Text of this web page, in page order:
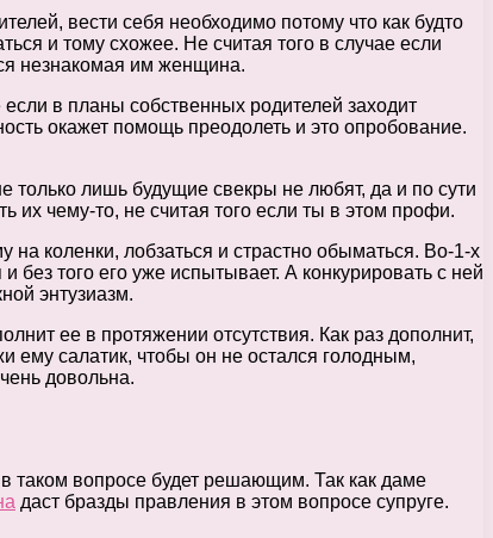
вести себя необходимо потому что как будто
и тому схожее. Не считая того в случае если
незнакомая им женщина.
если в планы собственных родителей заходит
окажет помощь преодолеть и это опробование.
только лишь будущие свекры не любят, да и по сути
их чему-то, не считая того если ты в этом профи.
коленки, лобзаться и страстно обыматься. Во-1-х
без того его уже испытывает. А конкурировать с ней
энтузиазм.
ее в протяжении отсутствия. Как раз дополнит,
ему салатик, чтобы он не остался голодным,
довольна.
таком вопросе будет решающим. Так как даме
даст бразды правления в этом вопросе супруге.